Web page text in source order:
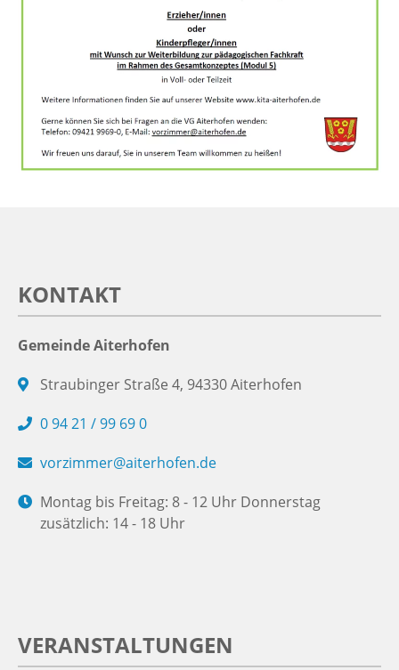
KONTAKT
Gemeinde Aiterhofen
Straubinger Straße 4, 94330 Aiterhofen
0 94 21 / 99 69 0
vorzimmer@aiterhofen.de
Montag bis Freitag: 8 - 12 Uhr Donnerstag
zusätzlich: 14 - 18 Uhr
VERANSTALTUNGEN